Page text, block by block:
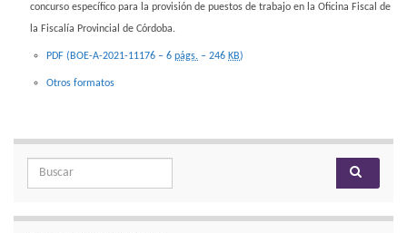
concurso específico para la provisión de puestos de trabajo en la Oficina Fiscal de
la Fiscalía Provincial de Córdoba.
PDF (BOE-A-2021-11176 – 6 págs. – 246 KB)
Otros formatos
Search for: